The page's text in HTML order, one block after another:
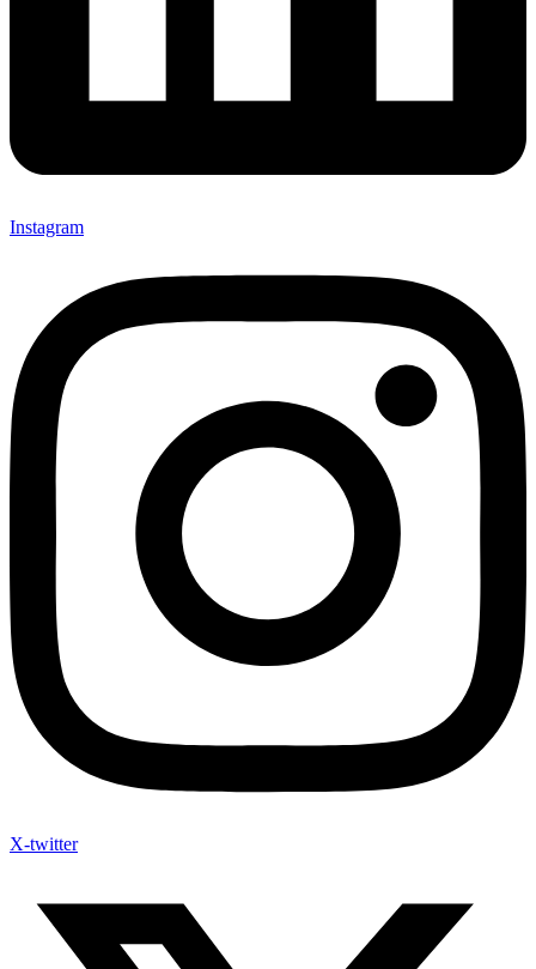
Instagram
X-twitter